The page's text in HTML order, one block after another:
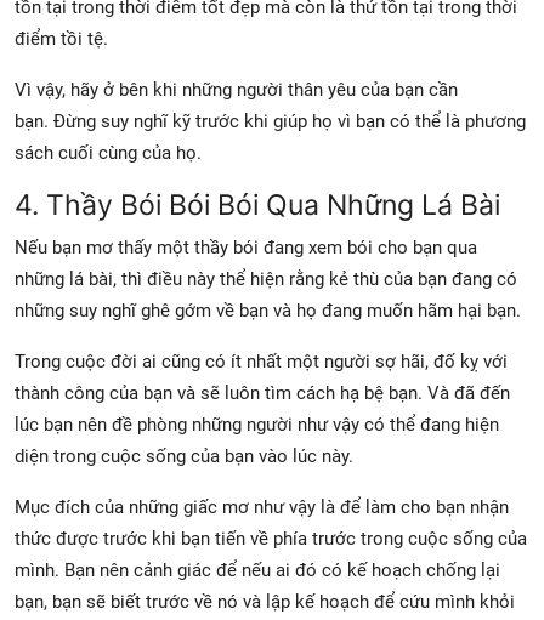
tồn tại trong thời điểm tốt đẹp mà còn là thứ tồn tại trong thời
điểm tồi tệ.
Vì vậy, hãy ở bên khi những người thân yêu của bạn cần
bạn. Đừng suy nghĩ kỹ trước khi giúp họ vì bạn có thể là phương
sách cuối cùng của họ.
4. Thầy Bói Bói Bói Qua Những Lá Bài
Nếu bạn mơ thấy một thầy bói đang xem bói cho bạn qua
những lá bài, thì điều này thể hiện rằng kẻ thù của bạn đang có
những suy nghĩ ghê gớm về bạn và họ đang muốn hãm hại bạn.
Trong cuộc đời ai cũng có ít nhất một người sợ hãi, đố kỵ với
thành công của bạn và sẽ luôn tìm cách hạ bệ bạn. Và đã đến
lúc bạn nên đề phòng những người như vậy có thể đang hiện
diện trong cuộc sống của bạn vào lúc này.
Mục đích của những giấc mơ như vậy là để làm cho bạn nhận
thức được trước khi bạn tiến về phía trước trong cuộc sống của
mình. Bạn nên cảnh giác để nếu ai đó có kế hoạch chống lại
bạn, bạn sẽ biết trước về nó và lập kế hoạch để cứu mình khỏi